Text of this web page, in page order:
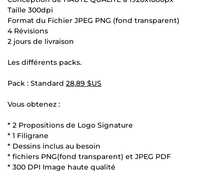
Taille 300dpi
Format du Fichier JPEG PNG (fond transparent)
4 Révisions
2 jours de livraison
Les différents packs.
Pack : Standard 28,89 $US
Vous obtenez :
* 2 Propositions de Logo Signature
* 1 Filigrane
* Dessins inclus au besoin
* fichiers PNG(fond transparent) et JPEG PDF
* 300 DPI Image haute qualité